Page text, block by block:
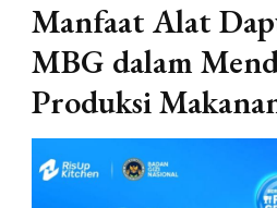
Manfaat Alat
MBG dalam
Produksi